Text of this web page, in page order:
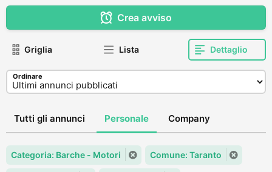
Crea avviso
Griglia Lista Dettaglio
Ordinare
Tutti gli annunci Personale Company
Categoria: Barche - Motori Comune: Taranto